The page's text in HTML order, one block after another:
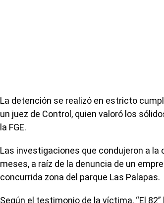
La detención se realizó en estricto
un juez de Control, quien valoró los
la FGE.
Las investigaciones que condujeron a la
meses, a raíz de la denuncia de un
concurrida zona del parque Las Palapas.
Según el testimonio de la víctima, “El